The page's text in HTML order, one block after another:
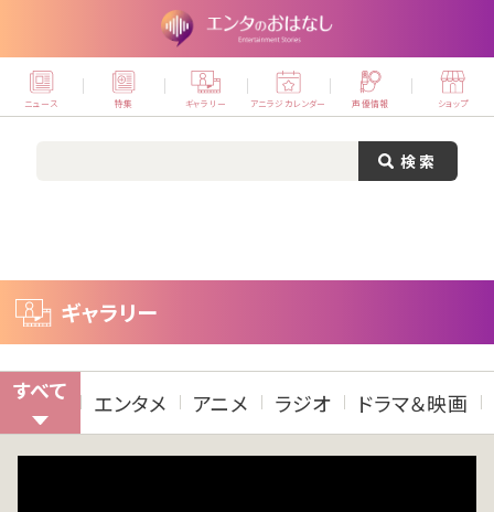
ニュース 特集 ギャラリー アニラジカレンダー 声優情報 ショップ
ギャラリー
すべて エンタメ アニメ ラジオ ドラマ＆映画